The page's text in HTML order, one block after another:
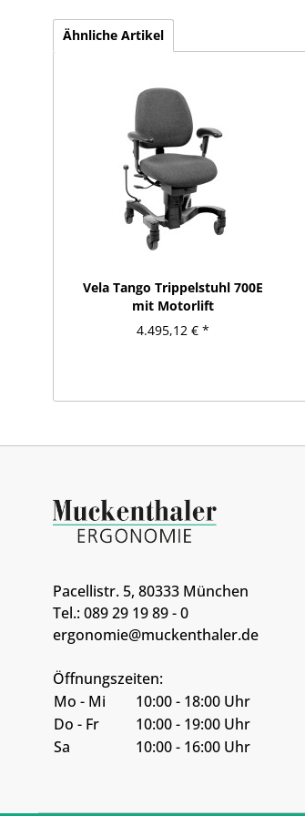
Ähnliche Artikel
Vela Tango Trippelstuhl 700E
mit Motorlift
4.495,12 € *
Pacellistr. 5, 80333 München
Tel.: 089 29 19 89 - 0
ergonomie@muckenthaler.de
Öffnungszeiten:
Mo - Mi
10:00 - 18:00 Uhr
Do - Fr
10:00 - 19:00 Uhr
Sa
10:00 - 16:00 Uhr